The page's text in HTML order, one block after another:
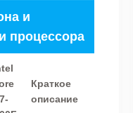
и
процессора
Краткое
описание